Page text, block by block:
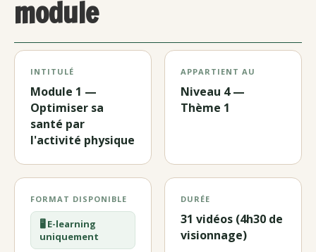
module
INTITULÉ
Module 1 —
Optimiser sa
santé par
l'activité physique
APPARTIENT AU
Niveau 4 —
Thème 1
FORMAT DISPONIBLE
🖥️ E-learning
uniquement
DURÉE
31 vidéos (4h30 de
visionnage)